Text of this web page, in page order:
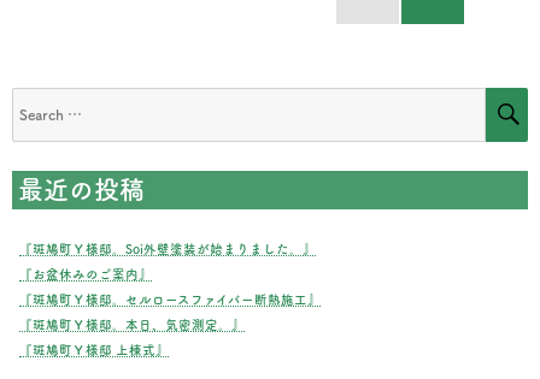
の
ペ
ー
ジ
送
り
最近の投稿
『斑鳩町Ｙ様邸。Soi外壁塗装が始まりました。』
『お盆休みのご案内』
『斑鳩町Ｙ様邸。セルロースファイバー断熱施工』
『斑鳩町Ｙ様邸。本日、気密測定。』
『斑鳩町Ｙ様邸 上棟式』